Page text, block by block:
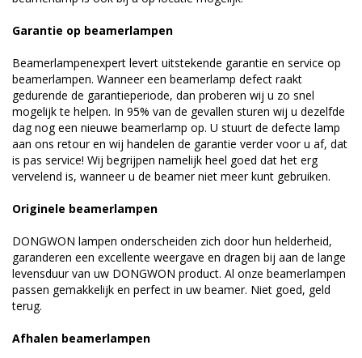
Garantie op beamerlampen
Beamerlampenexpert levert uitstekende garantie en service op
beamerlampen. Wanneer een beamerlamp defect raakt
gedurende de garantieperiode, dan proberen wij u zo snel
mogelijk te helpen. In 95% van de gevallen sturen wij u dezelfde
dag nog een nieuwe beamerlamp op. U stuurt de defecte lamp
aan ons retour en wij handelen de garantie verder voor u af, dat
is pas service! Wij begrijpen namelijk heel goed dat het erg
vervelend is, wanneer u de beamer niet meer kunt gebruiken.
Originele beamerlampen
DONGWON lampen onderscheiden zich door hun helderheid,
garanderen een excellente weergave en dragen bij aan de lange
levensduur van uw DONGWON product. Al onze beamerlampen
passen gemakkelijk en perfect in uw beamer. Niet goed, geld
terug.
Afhalen beamerlampen